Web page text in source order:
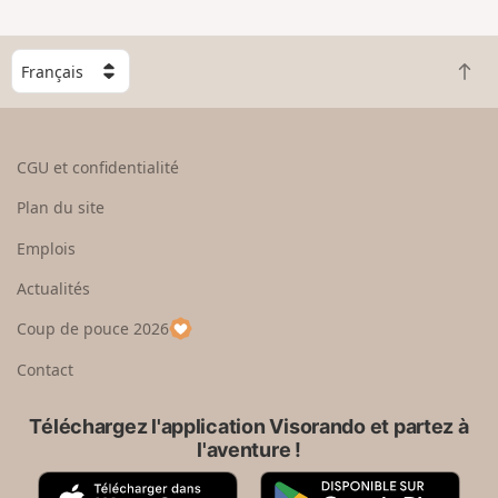
g
n
C
h
o
e
u
p
a
R
e
CGU et confidentialité
Plan du site
Emplois
Actualités
Coup de pouce 2026
Contact
Téléchargez l'application Visorando et partez à
l'aventure !
A
G